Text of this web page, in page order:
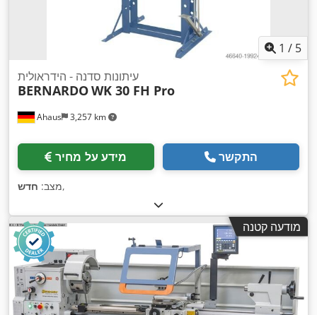
1 / 5
Ahaus 3,257 km
עיתונות סדנה - הידראולית
BERNARDOWK 30 FH Pro
מידע על מחיר התקשר
מצב: חדש ,
מודעה קטנה